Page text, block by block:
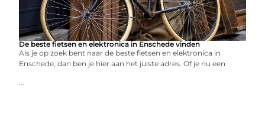
De beste fietsen en elektronica in Enschede vinden
Als je op zoek bent naar de beste fietsen en elektronica in
Enschede, dan ben je hier aan het juiste adres. Of je nu een
...